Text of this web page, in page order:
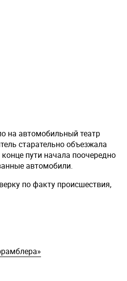
на автомобильный театр
старательно объезжала
пути начала поочередно
автомобили.
по факту происшествия,